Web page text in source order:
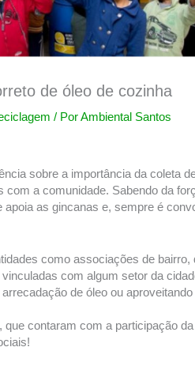
de óleo de cozinha
/ PorAmbiental Santos
sobre a importância da coleta
a comunidade. Sabendo da
apoia as gincanas e, sempre é
como associações de bairro,
com algum setor da
de óleo ou
que contaram com a participação